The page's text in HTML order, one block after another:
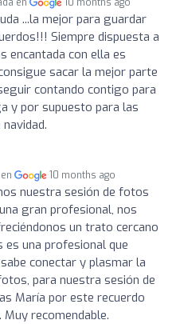
...la mejor para guardar
Siempre dispuesta a
encantada con ella es
sacar la mejor parte
contando contigo para
y por supuesto para las
10 months ago
nuestra sesión de fotos
gran profesional, nos
un trato cercano
es una profesional que
conectar y plasmar la
para nuestra sesión de
María por este recuerdo
recomendable.